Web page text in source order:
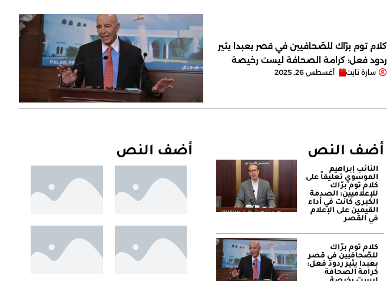
كلام توم برّاك للصّحافيين في قصر بعبدا يثير
ردود فعل: كرامة الصحافة ليست رخيصة
سارة تابت أغسطس 26, 2025
أضف النص
النائب إبراهيم
الموسوي تعليقاً على
كلام توم برّاك
للإعلاميين: الصدمة
الكبرى كانت في أداء
القيمين على ‏الإعلام
في القصر
كلام توم برّاك
للصّحافيين في قصر
بعبدا يثير ردود فعل:
كرامة الصحافة
أضف النص